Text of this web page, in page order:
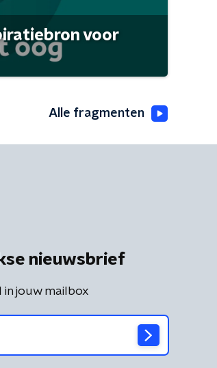
voor
Alle fragmenten
nieuwsbrief
in jouw mailbox